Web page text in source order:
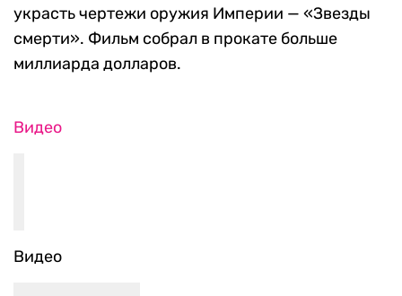
украсть чертежи оружия Империи — «Звезды
смерти». Фильм собрал в прокате больше
миллиарда долларов.
Видео
Видео